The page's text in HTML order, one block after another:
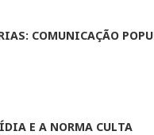
COMUNICAÇÃO
E A NORMA CULTA